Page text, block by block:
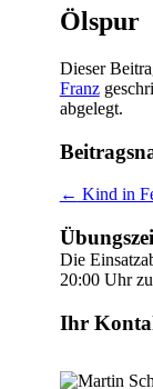
Ölspur
Dieser
Franz
abgelegt.
← Kind in
Die
20:00 Uhr
Ihr